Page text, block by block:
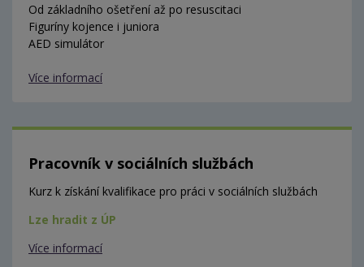
Od základního ošetření až po resuscitaci
Figuríny kojence i juniora
AED simulátor
Více informací
Pracovník v sociálních službách
Kurz k získání kvalifikace pro práci v sociálních službách
Lze hradit z ÚP
Více informací